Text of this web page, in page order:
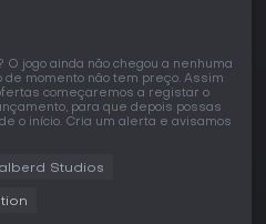
O jogo ainda não chegou a nenhuma
momento não tem preço. Assim
começaremos a registar o
para que depois possas
o início. Cria um alerta e avisamos
Studios